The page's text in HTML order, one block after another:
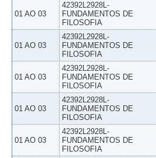
01 AO 03
42392L2928L-
FUNDAMENTOS DE
FILOSOFIA
01 AO 03
42392L2928L-
FUNDAMENTOS DE
FILOSOFIA
01 AO 03
42392L2928L-
FUNDAMENTOS DE
FILOSOFIA
01 AO 03
42392L2928L-
FUNDAMENTOS DE
FILOSOFIA
01 AO 03
42392L2928L-
FUNDAMENTOS DE
FILOSOFIA